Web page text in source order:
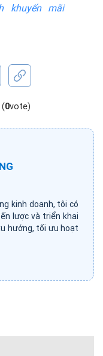
khuyến mãi
(0vote)
kinh doanh, tôi có
lược và triển khai
hướng, tối ưu hoạt